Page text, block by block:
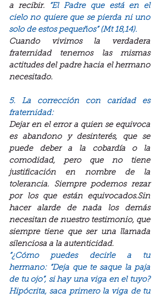
a recibir. “El Padre que está en el
cielo no quiere que se pierda ni uno
solo de estos pequeños” (Mt 18,14).
Cuando vivimos la verdadera
fraternidad tenemos las mismas
actitudes del padre hacia el hermano
necesitado.
5. La corrección con caridad es
fraternidad:
Dejar en el error a quien se equivoca
es abandono y desinterés, que se
puede deber a la cobardía o la
comodidad, pero que no tiene
justificación en nombre de la
tolerancia. Siempre podemos rezar
por los que están equivocados.Sin
hacer alarde de nada los demás
necesitan de nuestro testimonio, que
siempre tiene que ser una llamada
silenciosa a la autenticidad.
“¿Cómo puedes decirle a tu
hermano: “Deja que te saque la paja
de tu ojo”, si hay una viga en el tuyo?
Hipócrita, saca primero la viga de tu